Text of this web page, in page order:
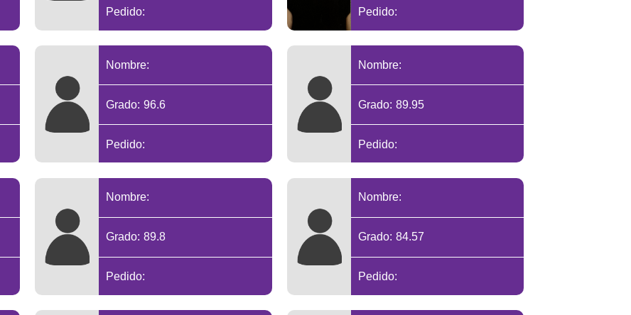
Pedido:
Pedido:
Nombre:
Grado: 96.6
Pedido:
Nombre:
Grado: 89.95
Pedido:
Nombre:
Grado: 89.8
Pedido:
Nombre:
Grado: 84.57
Pedido: